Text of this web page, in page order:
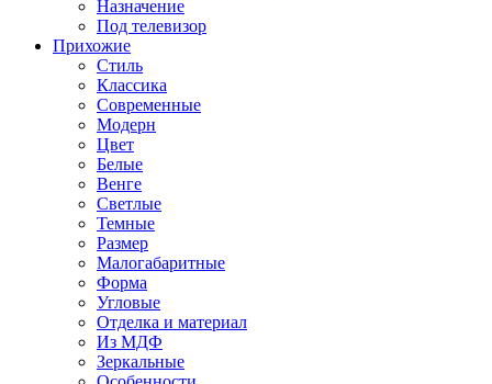
Назначение
Под телевизор
Прихожие
Стиль
Классика
Современные
Модерн
Цвет
Белые
Венге
Светлые
Темные
Размер
Малогабаритные
Форма
Угловые
Отделка и материал
Из МДФ
Зеркальные